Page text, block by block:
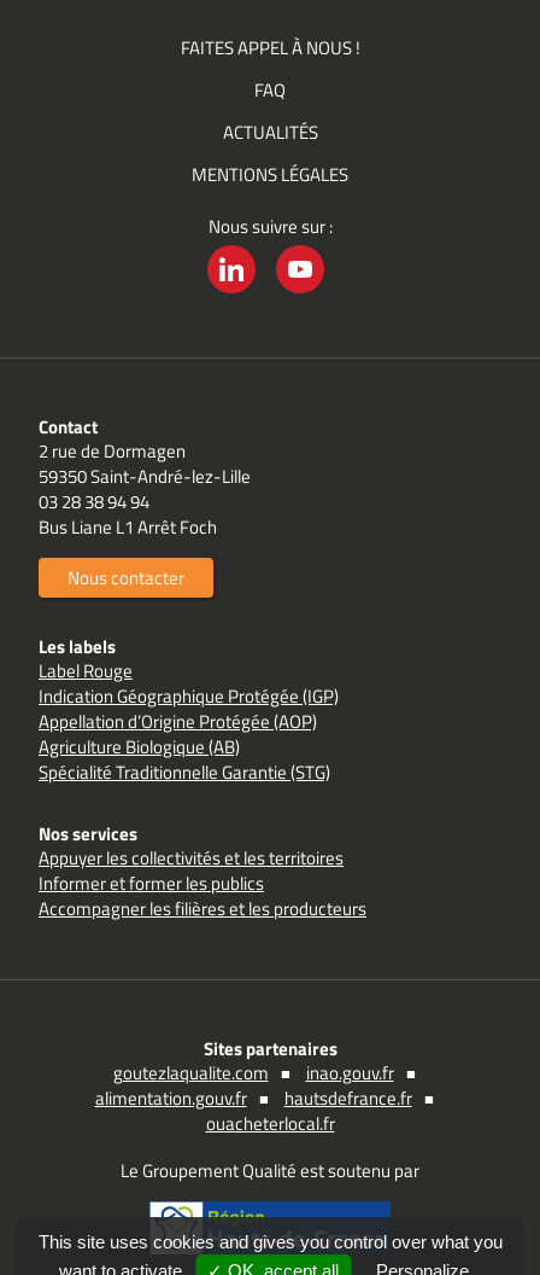
FAITES APPEL À NOUS !
FAQ
ACTUALITÉS
MENTIONS LÉGALES
Nous suivre sur :
Contact
2 rue de Dormagen
59350 Saint-André-lez-Lille
03 28 38 94 94
Bus Liane L1 Arrêt Foch
Nous contacter
Les labels
Label Rouge
Indication Géographique Protégée (IGP)
Appellation d’Origine Protégée (AOP)
Agriculture Biologique (AB)
Spécialité Traditionnelle Garantie (STG)
Nos services
Appuyer les collectivités et les territoires
Informer et former les publics
Accompagner les filières et les producteurs
Sites partenaires
goutezlaqualite.com
inao.gouv.fr
alimentation.gouv.fr
hautsdefrance.fr
ouacheterlocal.fr
Le Groupement Qualité est soutenu par
This site uses cookies and gives you control over what you
want to activate
✓ OK, accept all Personalize